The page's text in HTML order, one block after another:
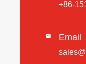
+86-
 Email